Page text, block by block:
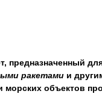
ракетами и
объектов